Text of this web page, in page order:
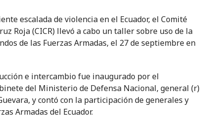
escalada de violencia en el Ecuador, el Comité
Roja (CICR) llevó a cabo un taller sobre uso de la
de las Fuerzas Armadas, el 27 de septiembre en
e intercambio fue inaugurado por el
del Ministerio de Defensa Nacional, general (r)
y contó con la participación de generales y
Armadas del Ecuador.